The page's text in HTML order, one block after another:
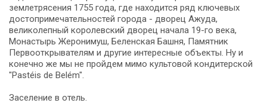
землетрясения 1755 года, где находится ряд ключевых
достопримечательностей города - дворец Ажуда,
великолепный королевский дворец начала 19-го века,
Монастырь Жеронимуш, Беленская Башня, Памятник
Первооткрывателям и другие интересные объекты. Ну и
конечно же мы не пройдем мимо культовой кондитерской
"Pastéis de Belém".
Заселение в отель.